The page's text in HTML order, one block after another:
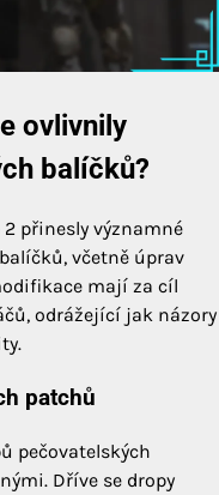
ovlivnily
balíčků?
přinesly významné
včetně úprav
mají za cíl
odrážející jak názory
patchů
pečovatelských
Dříve se dropy